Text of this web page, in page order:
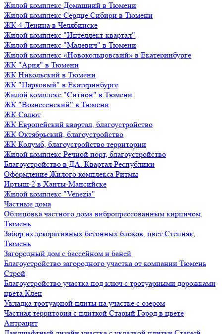
Жилой комплекс Домашний в Тюмени
Жилой комплекс Сердце Сибири в Тюмени
ЖК 4 Ленина в Челябинске
Жилой комплекс "Интеллект-квартал"
Жилой комплекс "Малевич" в Тюмени
Жилой комплекс «Новокольцовский» в Екатеринбурге
ЖК "Ария" в Тюмени
ЖК Никольский в Тюмени
ЖК "Парковый" в Екатеринбурге
Жилой комплекс "Ситион" в Тюмени
ЖК "Вознесенский" в Тюмени
ЖК Салют
ЖК Европейский квартал, благоустройство
ЖК Октябрьский, благоустройство
ЖК Колумб, благоустройство территории
Жилой комплекс Речной порт, благоустройство
Благоустройство в ДА. Квартал Республики
Оформление Жилого комплекса Ритмы
Иртыш-2 в Ханты-Мансийске
Жилой комплекс "Venezia"
Частные дома
Облицовка частного дома вибропрессованным кирпичом,
Тюмень
Забор из декоративных бетонных блоков, цвет Степняк,
Тюмень
Загородный дом с бассейном и баней
Благоустройство загородного участка от компании Тюмень
Строй
Благоустройство участка под ключ с тротуарными дорожками
цвета Клен
Укладка тротуарной плиты на участке с озером
Частная территория с плиткой Старый Город в цвете
Антрацит